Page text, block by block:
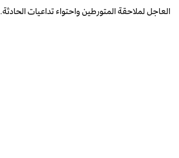
العاجل لملاحقة المتورطين واحتواء تداعيات الحادثة.